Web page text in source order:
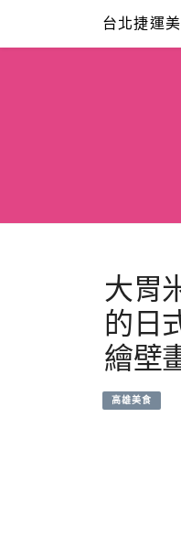
content
台北捷運
大胃
的日
繪壁
高雄美食